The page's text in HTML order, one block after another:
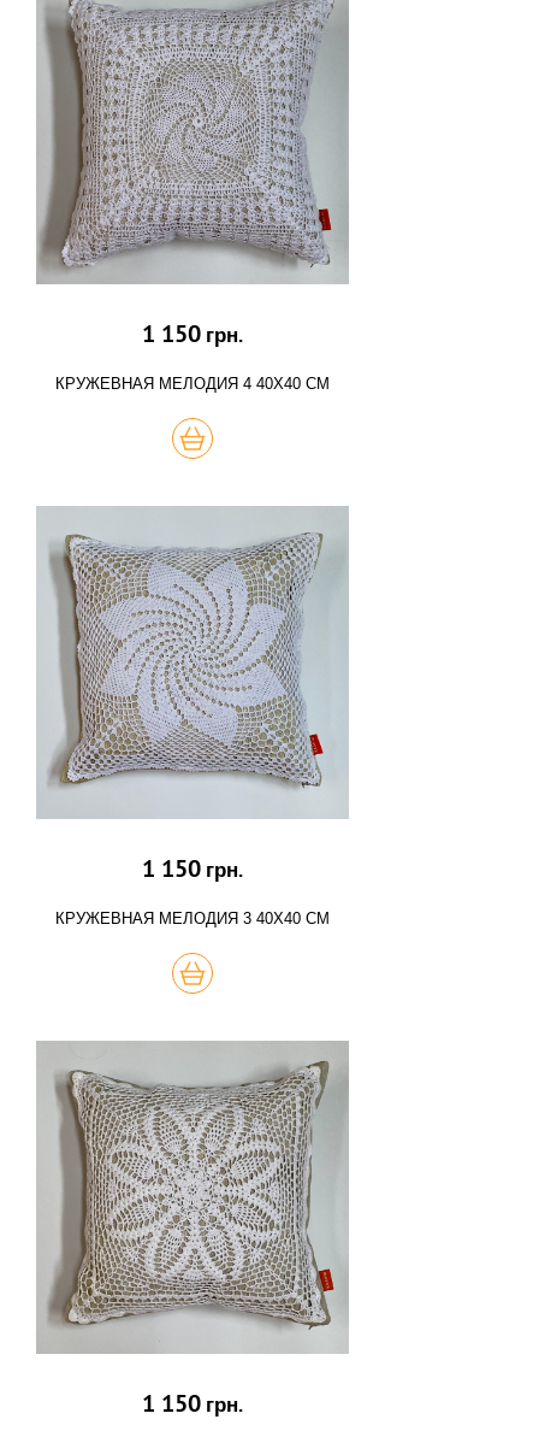
1 150 грн.
КРУЖЕВНАЯ МЕЛОДИЯ 4 40Х40 СМ
КУПИТЬ
1 150 грн.
КРУЖЕВНАЯ МЕЛОДИЯ 3 40Х40 СМ
КУПИТЬ
1 150 грн.